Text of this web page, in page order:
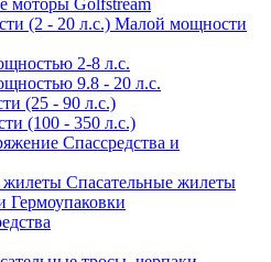
моторы Golfstream
Малой мощности
2-8 л.с.
9.8 - 20 л.с.
(25 - 90 л.с.)
(100 - 350 л.с.)
Спассредства и
Спасательные жилеты
Гермоупаковки